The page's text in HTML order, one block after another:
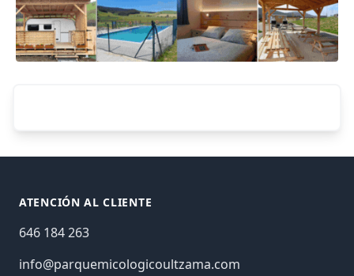
ATENCIÓN AL CLIENTE
646 184 263
info@parquemicologicoultzama.com